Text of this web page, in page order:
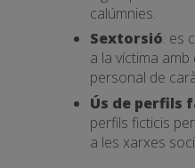
calúmnies.
Sextorsió: es
a la víctima
personal de
Ús de perfils
perfils ficticis
a les xarxes